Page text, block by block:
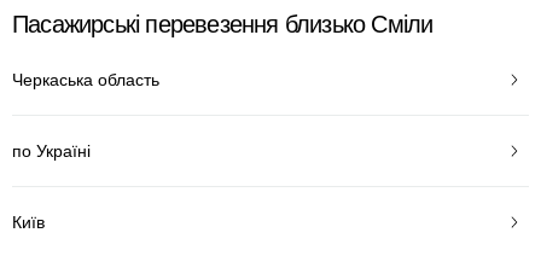
Пасажирські перевезення близько Сміли
Черкаська область
по Україні
Київ